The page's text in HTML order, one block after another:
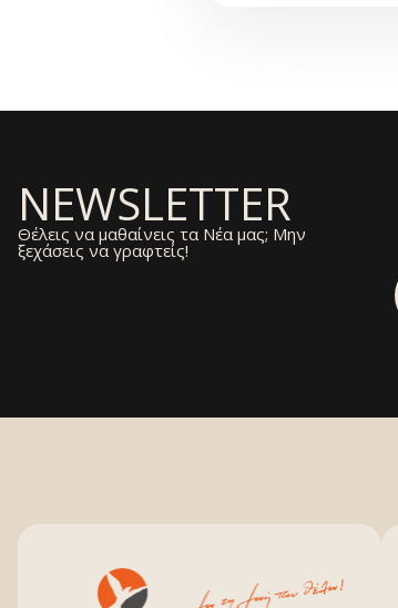
NEWSLETTER
Θέλεις να μαθαίνεις τα Νέα μας; Μην
ξεχάσεις να γραφτείς!